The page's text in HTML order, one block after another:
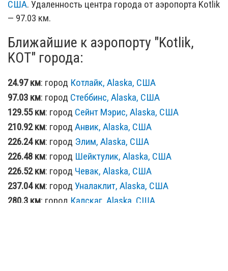
США. Удаленность центра города от аэропорта Kotlik
— 97.03 км.
Ближайшие к аэропорту "Kotlik,
KOT" города:
24.97 км: город Котлайк, Alaska, США
97.03 км: город Стеббинс, Alaska, США
129.55 км: город Сейнт Мэрис, Alaska, США
210.92 км: город Анвик, Alaska, США
226.24 км: город Элим, Alaska, США
226.48 км: город Шейктулик, Alaska, США
226.52 км: город Чевак, Alaska, США
237.04 км: город Уналаклит, Alaska, США
280.3 км: город Калскаг, Alaska, США